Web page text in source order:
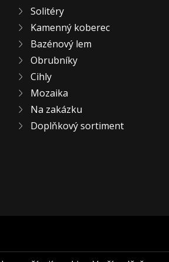
Solitéry
Kamenný koberec
Bazénový lem
Obrubníky
Cihly
Mozaika
Na zakázku
Doplňkový sortiment